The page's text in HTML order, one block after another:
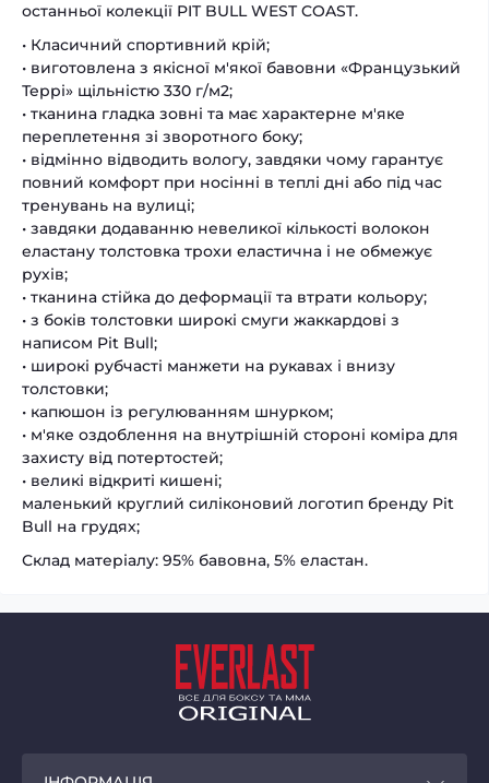
останньої колекції PIT BULL WEST COAST.
• Класичний спортивний крій;
• виготовлена ​​з якісної м'якої бавовни «Французький
Террі» щільністю 330 г/м2;
• тканина гладка зовні та має характерне м'яке
переплетення зі зворотного боку;
• відмінно відводить вологу, завдяки чому гарантує
повний комфорт при носінні в теплі дні або під час
тренувань на вулиці;
• завдяки додаванню невеликої кількості волокон
еластану толстовка трохи еластична і не обмежує
рухів;
• тканина стійка до деформації та втрати кольору;
• з боків толстовки широкі смуги жаккардові з
написом Pit Bull;
• широкі рубчасті манжети на рукавах і внизу
толстовки;
• капюшон із регулюванням шнурком;
• м'яке оздоблення на внутрішній стороні коміра для
захисту від потертостей;
• великі відкриті кишені;
маленький круглий силіконовий логотип бренду Pit
Bull на грудях;
Склад матеріалу: 95% бавовна, 5% еластан.